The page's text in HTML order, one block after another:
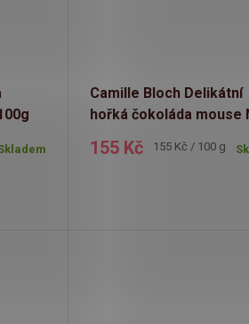
Camille Bloch Delikátní
hořká čokoláda mouse
155 Kč
Měrná
155 Kč / 100 g